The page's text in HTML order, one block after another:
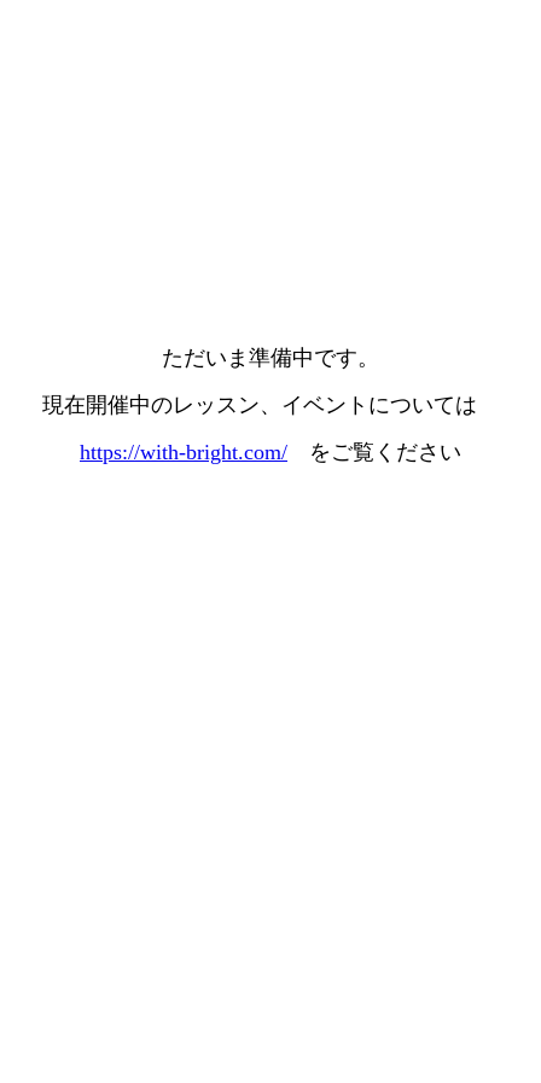
ただいま準備中です。
現在開催中のレッスン、イベントについては
https://with-bright.com/ をご覧ください